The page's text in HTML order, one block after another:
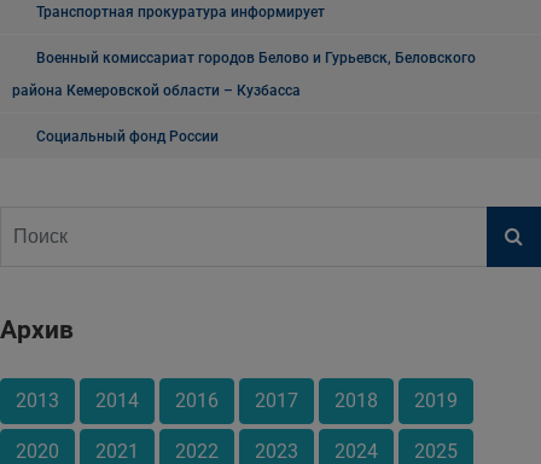
Транспортная прокуратура информирует
Военный комиссариат городов Белово и Гурьевск, Беловского
района Кемеровской области – Кузбасса
Социальный фонд России
Архив
2013 2014 2016 2017 2018 2019
2020 2021 2022 2023 2024 2025